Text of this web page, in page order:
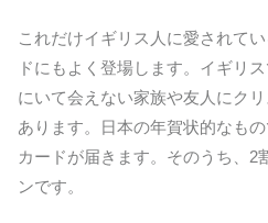
これだけイギリス人に愛されて
ドにもよく登場します。イギリ
にいて会えない家族や友人にク
あります。日本の年賀状的なも
カードが届きます。そのうち、2
ンです。